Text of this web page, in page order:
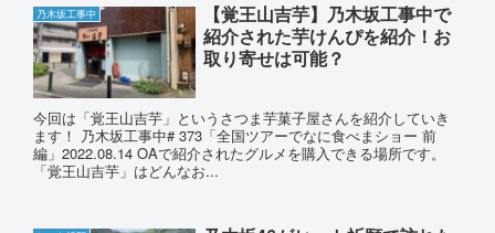
乃木坂工事中
【覚王山吉芋】乃木坂工事中で
紹介された芋けんぴを紹介！お
取り寄せは可能？
今回は「覚王山吉芋」というさつま芋菓子屋さんを紹介していき
ます！ 乃木坂工事中# 373「全国ツアーでなに食べまショー 前
編」2022.08.14 OAで紹介されたグルメを購入できる場所です。
「覚王山吉芋」はどんなお...